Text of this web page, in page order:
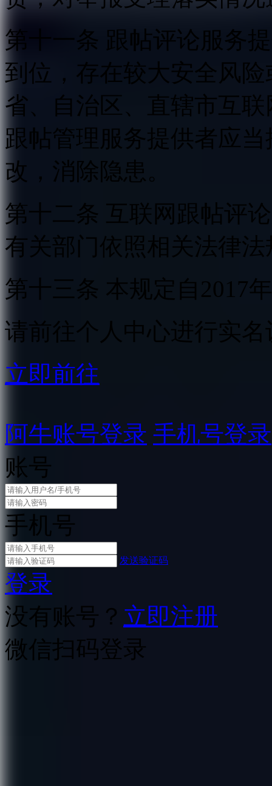
第十一条 跟帖评论服务
到位，存在较大安全风
省、自治区、直辖市互
跟帖管理服务提供者应
改，消除隐患。
第十二条 互联网跟帖评
有关部门依照相关法律
第十三条 本规定自2017
请前往个人中心进行实名
立即前往
阿牛账号登录 手机号登录
账号
手机号
发送验证码
登录
没有账号？ 立即注册
微信扫码登录